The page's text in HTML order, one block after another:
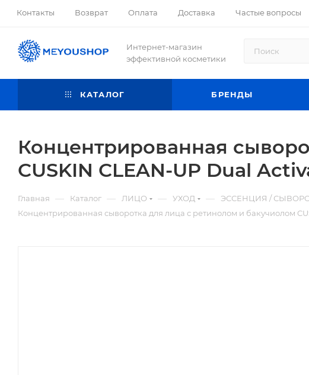
Контакты Возврат Оплата Доставка Частые вопросы
Интернет-магазин
эффективной косметики
КАТАЛОГ БРЕНДЫ
Концентрированная
CUSKIN CLEAN-UP Dual
Главная — Каталог — ЛИЦО — УХОД — ЭССЕНЦИЯ /
Концентрированная сыворотка для лица с ретинолом и бакучиолом